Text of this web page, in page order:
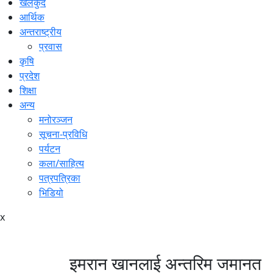
आर्थिक
अन्तराष्ट्रीय
प्रवास
कृषि
प्रदेश
शिक्षा
अन्य
मनोरञ्जन
सूचना-प्रविधि
पर्यटन
कला/साहित्य
पत्रपत्रिका
भिडियो
x
इमरान खानलाई अन्तरिम जमानत